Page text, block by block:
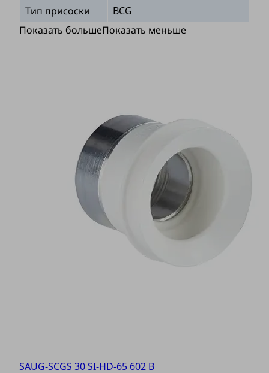
Тип присоски
BCG
Показать большеПоказать меньше
SAUG-SCGS 30 SI-HD-65 602 B